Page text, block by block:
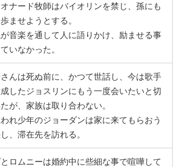
ナード牧師はバイオリンを禁じ、孫にも
ませようとする。
音楽を通して人に語りかけ、励ませる事
いなかった。
んは死ぬ前に、かつて世話し、今は歌手
したジョスリンにもう一度会いたいと切
が、家族は取り合わない。
れ少年のジョーダンは家に来てもらおう
、滞在先を訪れる。
ロムニーは婚約中に些細な事で喧嘩して